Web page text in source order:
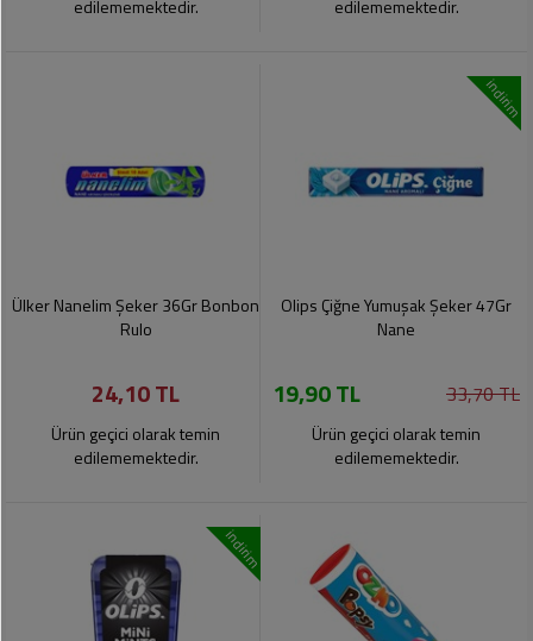
edilememektedir. edilememektedir.
Ülker Nanelim Şeker 36Gr Bonbon
Rulo
24,10 TL
Ürün geçici olarak temin
edilememektedir.
indirim
Olips Çiğne Yumuşak Şeker 47Gr
Nane
19,90 TL 33,70 TL
Ürün geçici olarak temin
edilememektedir.
indirim